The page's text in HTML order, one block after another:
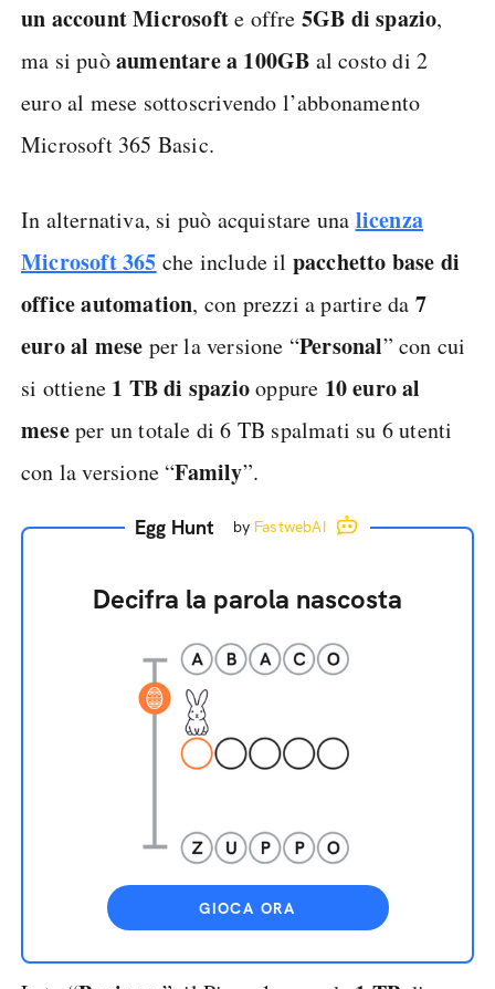
un account Microsofte offre 5GB di spazio,
ma si puòaumentare a 100GB al costo di 2
euro al mese sottoscrivendo l’abbonamento
Microsoft 365 Basic.
In alternativa, si può acquistare una licenza
Microsoft 365 che include il pacchetto base di
office automation, con prezzi a partire da 7
euro al mese per la versione “Personal” con cui
si ottiene 1 TB di spaziooppure 10 euro al
meseper un totale di 6 TB spalmati su 6 utenti
con la versione “Family”.
Egg Hunt by FastwebAI
Decifra la parola nascosta
GIOCA ORA